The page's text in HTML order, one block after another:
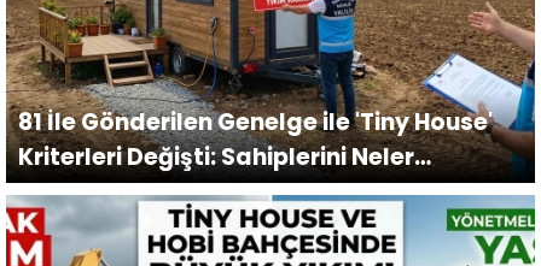
81 İle Gönderilen Genelge ile 'Tiny House'
Kriterleri Değişti: Sahiplerini Neler
Bekliyor?